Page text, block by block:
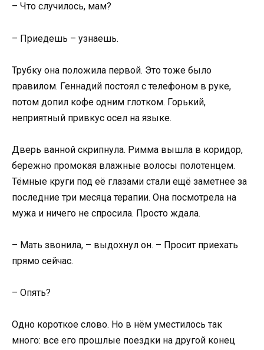
– Что случилось, мам?
– Приедешь – узнаешь.
Трубку она положила первой. Это тоже было
правилом. Геннадий постоял с телефоном в руке,
потом допил кофе одним глотком. Горький,
неприятный привкус осел на языке.
Дверь ванной скрипнула. Римма вышла в коридор,
бережно промокая влажные волосы полотенцем.
Тёмные круги под её глазами стали ещё заметнее за
последние три месяца терапии. Она посмотрела на
мужа и ничего не спросила. Просто ждала.
– Мать звонила, – выдохнул он. – Просит приехать
прямо сейчас.
– Опять?
Одно короткое слово. Но в нём уместилось так
много: все его прошлые поездки на другой конец